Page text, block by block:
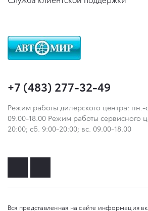
+7 (483) 277-32-49
Режим работы дилерского центра: пн.-
09.00-18.00 Режим работы сервисного
20:00; сб. 9:00-20:00; вс. 09.00-18.00
Вся представленная на сайте информация